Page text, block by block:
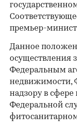
премьер-
Данное
осуществления
Федеральным
недвижимости,
надзору в
Федеральной